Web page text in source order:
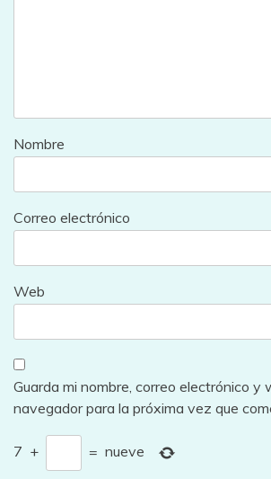
Nombre
Correo electrónico
Web
Guarda mi nombre, correo electrónico y
navegador para la próxima vez que
7 + = nueve